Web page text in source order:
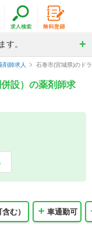
す。
剤師求人 石巻市(宮城県)のド
設）の薬剤師求
む） 車通勤可